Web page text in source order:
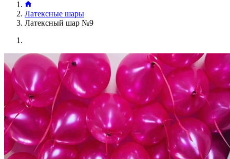
Латексные шары
Латексный шар №9